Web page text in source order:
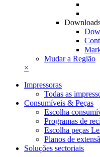
Mudar a Região
×
Impressoras
Todas as
Consumíveis & Peças
Escolha
Programas de
Escolha peças
Planos de
Soluções sectoriais